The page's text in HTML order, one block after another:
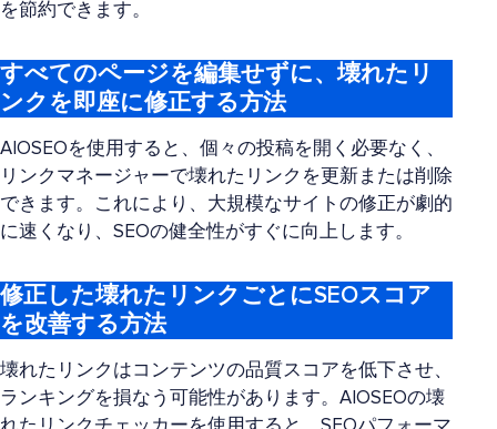
を節約できます。
すべてのページを編集せずに、壊れたリ
ンクを即座に修正する方法
AIOSEOを使用すると、個々の投稿を開く必要なく、
リンクマネージャーで壊れたリンクを更新または削除
できます。これにより、大規模なサイトの修正が劇的
に速くなり、SEOの健全性がすぐに向上します。
修正した壊れたリンクごとにSEOスコア
を改善する方法
壊れたリンクはコンテンツの品質スコアを低下させ、
ランキングを損なう可能性があります。AIOSEOの壊